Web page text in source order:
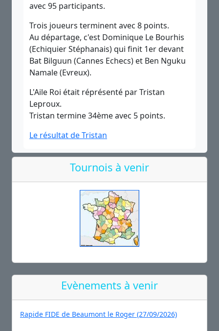
avec 95 participants.
Trois joueurs terminent avec 8 points.
Au départage, c'est Dominique Le Bourhis
(Echiquier Stéphanais) qui finit 1er devant
Bat Bilguun (Cannes Echecs) et Ben Nguku
Namale (Evreux).
L'Aile Roi était réprésenté par Tristan
Leproux.
Tristan termine 34ème avec 5 points.
Le résultat de Tristan
Tournois à venir
Evènements à venir
Rapide FIDE de Beaumont le Roger (27/09/2026)